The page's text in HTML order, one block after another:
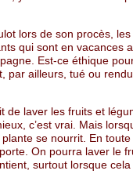
lors de son procès,
qui sont en vacances
Est-ce éthique
par ailleurs, tué ou
de laver les fruits et
c’est vrai. Mais
se nourrit. En toute
On pourra laver le
surtout lorsque